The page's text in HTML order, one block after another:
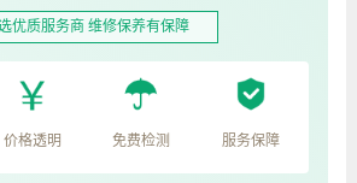
优质服务商 维修保养有保障
价格透明 免费检测 服务保障